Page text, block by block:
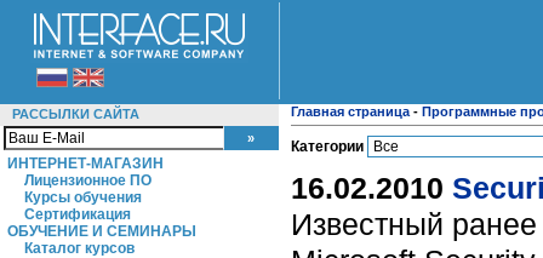
РАССЫЛКИ САЙТА
ИНТЕРНЕТ-МАГАЗИН
Лицензионное ПО
Курсы обучения
Сертификация
ОБУЧЕНИЕ И СЕМИНАРЫ
Каталог курсов
Главная страница - Программные
Категории
16.02.2010
Известный